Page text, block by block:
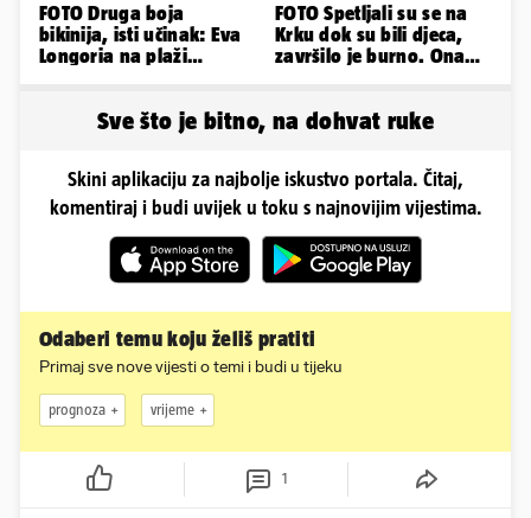
FOTO Druga boja
bikinija, isti učinak: Eva
Longoria na plaži
FOTO Spetljali su se na
Krku dok su bili djeca,
završilo je burno. Ona
Sve što je bitno, na dohvat ruke
Skini aplikaciju za najbolje iskustvo portala. Čitaj,
komentiraj i budi uvijek u toku s najnovijim vijestima.
Odaberi temu koju želiš pratiti
Primaj sve nove vijesti o temi i budi u tijeku
prognoza vrijeme
1